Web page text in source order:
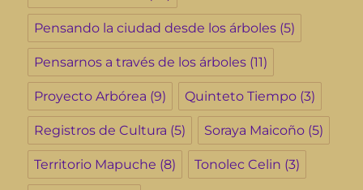
Pensando la ciudad desde los árboles (5)
Pensarnos a través de los árboles (11)
Proyecto Arbórea (9) Quinteto Tiempo (3)
Registros de Cultura (5) Soraya Maicoño (5)
Territorio Mapuche (8) Tonolec Celin (3)